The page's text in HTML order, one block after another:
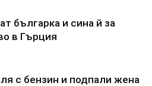
българка и сина й за
в Гърция
с бензин и подпали жена